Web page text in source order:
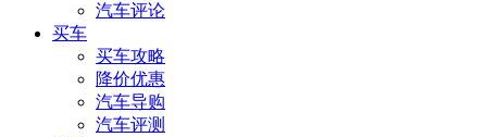
汽车评论
买车
买车攻略
降价优惠
汽车导购
汽车评测